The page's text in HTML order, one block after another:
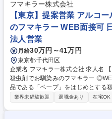
輩リーダーの下で実戦的なマネジメ
を設けているため、着実にリーダーと
種 秋葉原【未経験OK/パチンコ・パ
フマキラー株式会社
【東京】提案営業 アルコ
のフマキラー WEB面接可
法人営業
月給30万円～41万円
東京都千代田区
企業名 フマキラー株式会社 求人名 【東京】提案営業★アルコール除菌、
殺虫剤でお馴染みのフマキラー ◎WEB面接可 仕事の内容
品である「ベープ」をはじめとする
菌」といった家庭用品、園芸用品な
）への本部商談と店頭での販売促進
業界未経験歓迎 退職金あり 在宅OK